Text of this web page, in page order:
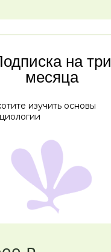
на три
месяца
изучить основы